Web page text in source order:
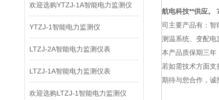
欢迎选购YTZJ-1A智能电力监测仪
YTZJ-1智能电力监测仪
LTZJ-2A智能电力监测仪表
LTZJ-1A智能电力监测仪表
欢迎选购LTZJ-1智能电力监测仪
航电科技**供应。
司主要产品有：智
测温系统、变配电
本产品质保期三年
若如需技术方面
期待与您合作，